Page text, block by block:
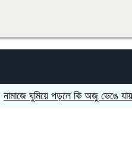
ঘুমিয়ে পড়লে কি অজু ভেঙে যায়?